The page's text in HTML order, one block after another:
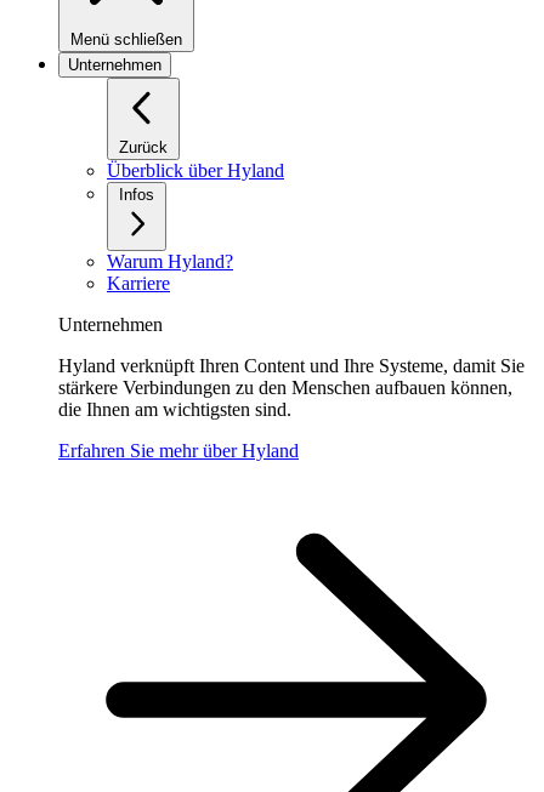
Menü schließen
Unternehmen
Zurück
Überblick über Hyland
Infos
Warum Hyland?
Karriere
Unternehmen
Hyland verknüpft Ihren Content und Ihre Systeme, damit Sie
stärkere Verbindungen zu den Menschen aufbauen können,
die Ihnen am wichtigsten sind.
Erfahren Sie mehr über Hyland